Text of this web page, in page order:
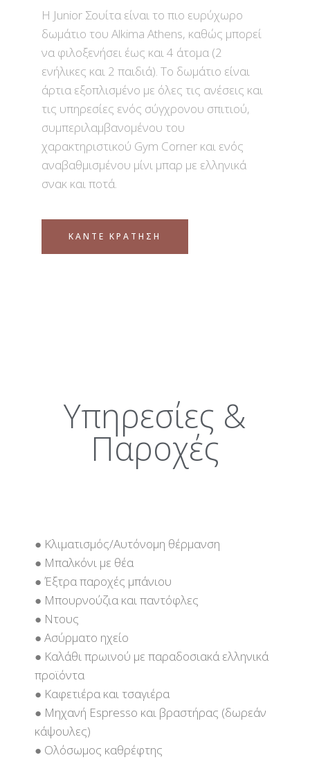
Η Junior Σουίτα είναι το πιο ευρύχωρο
δωμάτιο του Αlkima Athens, καθώς μπορεί
να φιλοξενήσει έως και 4 άτομα (2
ενήλικες και 2 παιδιά). Το δωμάτιο είναι
άρτια εξοπλισμένο με όλες τις ανέσεις και
τις υπηρεσίες ενός σύγχρονου σπιτιού,
συμπεριλαμβανομένου του
χαρακτηριστικού Gym Corner και ενός
αναβαθμισμένου μίνι μπαρ με ελληνικά
σνακ και ποτά.
ΚΑΝΤΕ ΚΡΑΤΗΣΗ
Υπηρεσίες &
Παροχές
● Κλιματισμός/Αυτόνομη θέρμανση
● Μπαλκόνι με θέα
● Έξτρα παροχές μπάνιου
● Μπουρνούζια και παντόφλες
● Ντους
● Ασύρματο ηχείο
● Καλάθι πρωινού με παραδοσιακά ελληνικά
προϊόντα
● Καφετιέρα και τσαγιέρα
● Μηχανή Espresso και βραστήρας (δωρεάν
κάψουλες)
● Ολόσωμος καθρέφτης